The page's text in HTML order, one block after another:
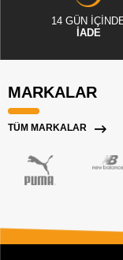
14 GÜN
İADE
MARKALAR
TÜM MARKALAR